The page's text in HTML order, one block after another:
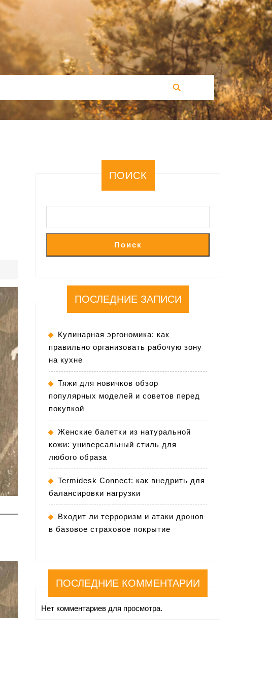
ПОИСК
Поиск
ПОСЛЕДНИЕ ЗАПИСИ
Кулинарная эргономика: как
правильно организовать рабочую зону
на кухне
Тяжи для новичков обзор
популярных моделей и советов перед
покупкой
Женские балетки из натуральной
кожи: универсальный стиль для
любого образа
Termidesk Connect: как внедрить для
балансировки нагрузки
Входит ли терроризм и атаки дронов
в базовое страховое покрытие
ПОСЛЕДНИЕ КОММЕНТАРИИ
Нет комментариев для просмотра.